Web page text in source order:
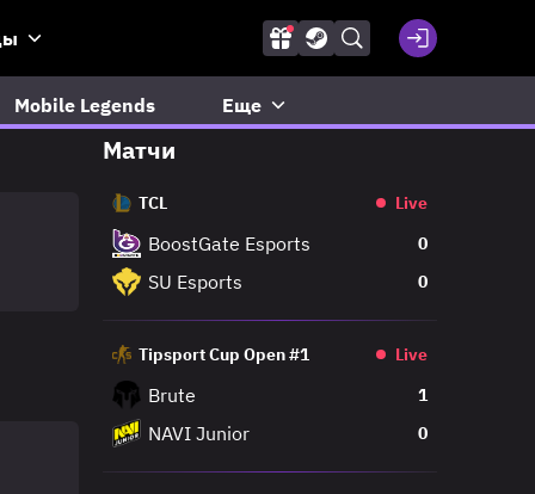
Mobile Legends Еще
Матчи
TCL Live
BoostGate Esports 0
SU Esports 0
Tipsport Cup Open #1 Live
Brute 1
NAVI Junior 0